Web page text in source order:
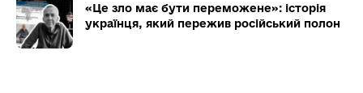
«Це зло має бути переможене»: історія
українця, який пережив російський полон